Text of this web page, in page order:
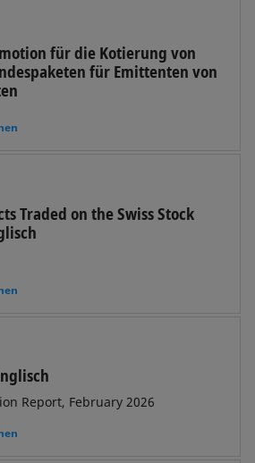
für die Kotierung von
für Emittenten von
Traded on the Swiss Stock
Report, February 2026